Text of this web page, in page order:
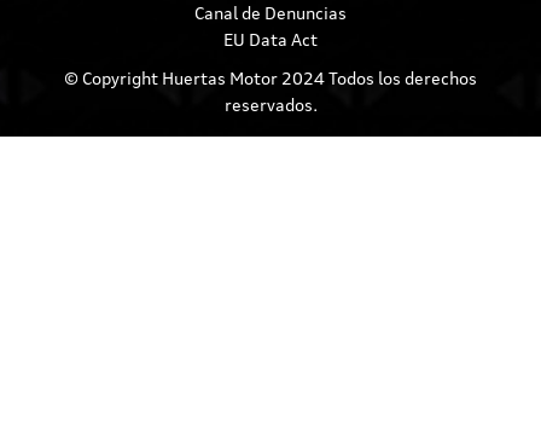
© Copyright Huertas Motor 2024 Todos los derechos
reservados.
Canal de Denuncias
EU Data Act